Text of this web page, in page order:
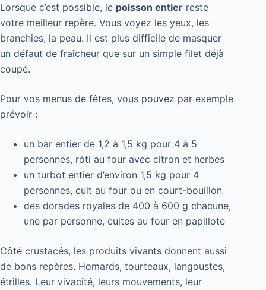
Lorsque c’est possible, le poisson entier reste
votre meilleur repère. Vous voyez les yeux, les
branchies, la peau. Il est plus difficile de masquer
un défaut de fraîcheur que sur un simple filet déjà
coupé.
Pour vos menus de fêtes, vous pouvez par exemple
prévoir :
un bar entier de 1,2 à 1,5 kg pour 4 à 5
personnes, rôti au four avec citron et herbes
un turbot entier d’environ 1,5 kg pour 4
personnes, cuit au four ou en court-bouillon
des dorades royales de 400 à 600 g chacune,
une par personne, cuites au four en papillote
Côté crustacés, les produits vivants donnent aussi
de bons repères. Homards, tourteaux, langoustes,
étrilles. Leur vivacité, leurs mouvements, leur